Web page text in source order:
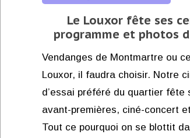
Le Louxor fête ses
programme et photos
Vendanges de Montmartre ou
Louxor, il faudra choisir. Notre
d’essai préféré du quartier fête
avant-premières, ciné-concert
Tout ce pourquoi on se blottit